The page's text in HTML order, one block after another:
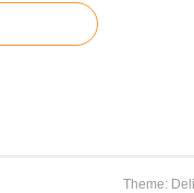
Theme: